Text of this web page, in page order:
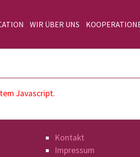
WIR ÜBER UNS
Javascript.
Kontakt
Impressum